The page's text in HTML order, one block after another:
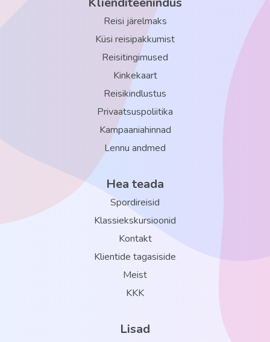
Reisi järelmaks
Küsi reisipakkumist
Reisitingimused
Kinkekaart
Reisikindlustus
Privaatsuspoliitika
Kampaaniahinnad
Lennu andmed
Hea teada
Spordireisid
Klassiekskursioonid
Kontakt
Klientide tagasiside
Meist
KKK
Lisad